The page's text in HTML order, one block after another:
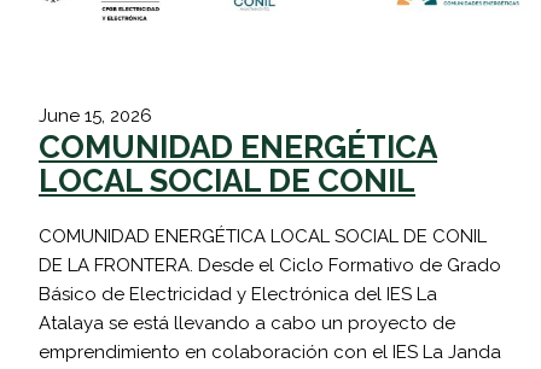
June 15, 2026
COMUNIDAD ENERGÉTICA
LOCAL SOCIAL DE CONIL
COMUNIDAD ENERGÉTICA LOCAL SOCIAL DE CONIL
DE LA FRONTERA. Desde el Ciclo Formativo de Grado
Básico de Electricidad y Electrónica del IES La
Atalaya se está llevando a cabo un proyecto de
emprendimiento en colaboración con el IES La Janda